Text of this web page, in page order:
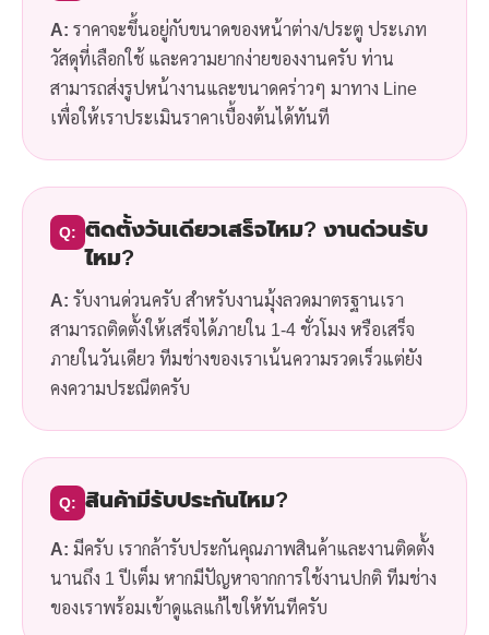
A: ราคาจะขึ้นอยู่กับขนาดของหน้าต่าง/ประตู ประเภท
วัสดุที่เลือกใช้ และความยากง่ายของงานครับ ท่าน
สามารถส่งรูปหน้างานและขนาดคร่าวๆ มาทาง Line
เพื่อให้เราประเมินราคาเบื้องต้นได้ทันที
Q: ติดตั้งวันเดียวเสร็จไหม? งานด่วนรับ
ไหม?
A: รับงานด่วนครับ สำหรับงานมุ้งลวดมาตรฐานเรา
สามารถติดตั้งให้เสร็จได้ภายใน 1-4 ชั่วโมง หรือเสร็จ
ภายในวันเดียว ทีมช่างของเราเน้นความรวดเร็วแต่ยัง
คงความประณีตครับ
Q: สินค้ามีรับประกันไหม?
A: มีครับ เรากล้ารับประกันคุณภาพสินค้าและงานติดตั้ง
นานถึง 1 ปีเต็ม หากมีปัญหาจากการใช้งานปกติ ทีมช่าง
ของเราพร้อมเข้าดูแลแก้ไขให้ทันทีครับ